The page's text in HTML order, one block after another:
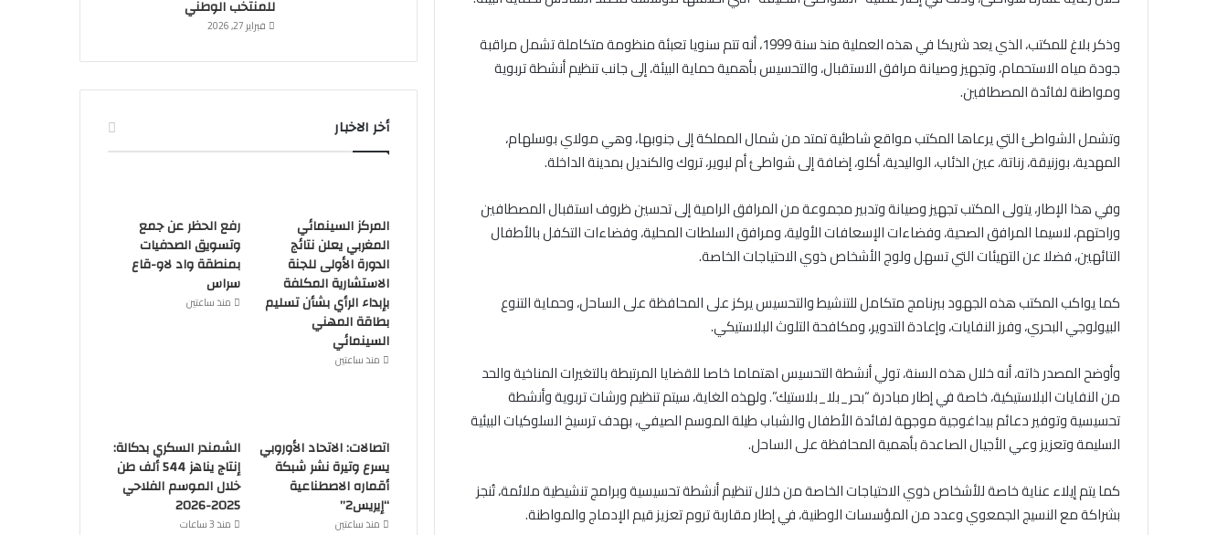
وذكر بلاغ للمكتب، الذي يعد شريكا في هذه العملية منذ سنة 1999، أنه تتم سنويا تعبئة منظومة متكاملة تشمل مراقبة
جودة مياه الاستحمام، وتجهيز وصيانة مرافق الاستقبال، والتحسيس بأهمية حماية البيئة، إلى جانب تنظيم أنشطة تربوية
ومواطنة لفائدة المصطافين.
وتشمل الشواطئ التي يرعاها المكتب مواقع شاطئية تمتد من شمال المملكة إلى جنوبها، وهي مولاي بوسلهام،
المهدية، بوزنيقة، زناتة، عين الذئاب، الواليدية، أكلو، إضافة إلى شواطئ أم لبوير، تروك والكنديل بمدينة الداخلة.
وفي هذا الإطار، يتولى المكتب تجهيز وصيانة وتدبير مجموعة من المرافق الرامية إلى تحسين ظروف استقبال المصطافين
وراحتهم، لاسيما المرافق الصحية، وفضاءات الإسعافات الأولية، ومرافق السلطات المحلية، وفضاءات التكفل بالأطفال
التائهين، فضلا عن التهيئات التي تسهل ولوج الأشخاص ذوي الاحتياجات الخاصة.
كما يواكب المكتب هذه الجهود ببرنامج متكامل للتنشيط والتحسيس يركز على المحافظة على الساحل، وحماية التنوع
البيولوجي البحري، وفرز النفايات، وإعادة التدوير، ومكافحة التلوث البلاستيكي.
وأوضح المصدر ذاته، أنه خلال هذه السنة، تولي أنشطة التحسيس اهتماما خاصا للقضايا المرتبطة بالتغيرات المناخية والحد
من النفايات البلاستيكية، خاصة في إطار مبادرة “بحر_بلا_بلاستيك”. ولهذه الغاية، سيتم تنظيم ورشات تربوية وأنشطة
تحسيسية وتوفير دعائم بيداغوجية موجهة لفائدة الأطفال والشباب طيلة الموسم الصيفي، بهدف ترسيخ السلوكيات البيئية
السليمة وتعزيز وعي الأجيال الصاعدة بأهمية المحافظة على الساحل.
كما يتم إيلاء عناية خاصة للأشخاص ذوي الاحتياجات الخاصة من خلال تنظيم أنشطة تحسيسية وبرامج تنشيطية ملائمة، تُنجز
بشراكة مع النسيج الجمعوي وعدد من المؤسسات الوطنية، في إطار مقاربة تروم تعزيز قيم الإدماج والمواطنة.
للمنتخب الوطني
فبراير 27, 2026
أخر الاخبار
المركز السينمائي
المغربي يعلن نتائج
الدورة الأولى للجنة
الاستشارية المكلفة
بإبداء الرأي بشأن تسليم
بطاقة المهني
السينمائي
منذ ساعتين
رفع الحظر عن جمع
وتسويق الصدفيات
بمنطقة واد لاو-قاع
سراس
منذ ساعتين
اتصالات: الاتحاد الأوروبي
يسرع وتيرة نشر شبكة
أقماره الاصطناعية
“إيريس2”
منذ ساعتين
الشمندر السكري بدكالة:
إنتاج يناهز 544 ألف طن
خلال الموسم الفلاحي
2025-2026
منذ 3 ساعات